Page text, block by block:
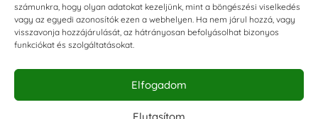
számunkra, hogy olyan adatokat kezeljünk, mint a böngészési viselkedés
vagy az egyedi azonosítók ezen a webhelyen. Ha nem járul hozzá, vagy
visszavonja hozzájárulását, az hátrányosan befolyásolhat bizonyos
funkciókat és szolgáltatásokat.
Elfogadom
Elutasítom
KAPCSOLAT
E-mail:shop@torokszilvi.com
Telefon: +36 30 6767872
KÖZÖSSÉGI